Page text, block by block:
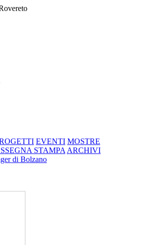
EVENTI MOSTRE
STAMPA ARCHIVI
di Bolzano